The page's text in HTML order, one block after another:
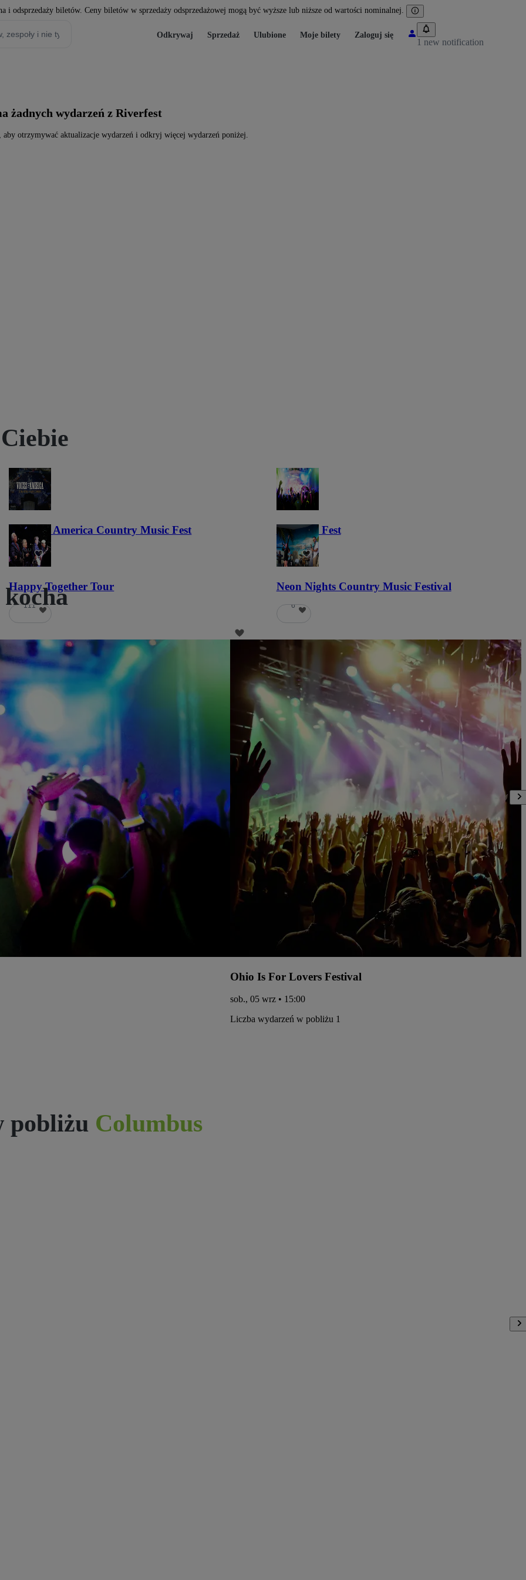
i odsprzedaży biletów. Ceny biletów w sprzedaży odsprzedażowej mogą być wyższe lub niższe od wartości nominalnej.
Odkrywaj Sprzedaż Ulubione Moje bilety Zaloguj się
1 new notification
żadnych wydarzeń z Riverfest
aby otrzymywać aktualizacje wydarzeń i odkryj więcej wydarzeń poniżej.
Voices of America Country Music Fest
36
Haunted Fest
58
Happy Together Tour
111
Neon Nights Country Music Festival
6
Ohio Is For Lovers Festival
sob., 05 wrz • 15:00
Liczba wydarzeń w pobliżu 1
pobliżu Columbus